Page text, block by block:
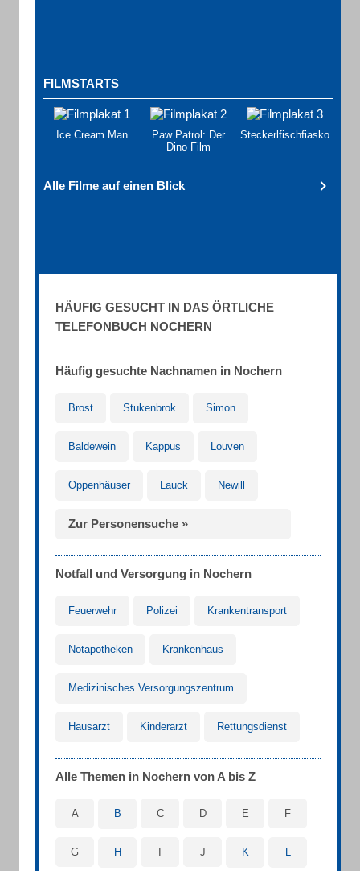
FILMSTARTS
Ice Cream Man
Paw Patrol: Der
Dino Film
Steckerlfischfiasko
Alle Filme auf einen Blick
HÄUFIG GESUCHT IN DAS ÖRTLICHE
TELEFONBUCH NOCHERN
Häufig gesuchte Nachnamen in Nochern
Brost Stukenbrok Simon
Baldewein Kappus Louven
Oppenhäuser Lauck Newill
Zur Personensuche »
Notfall und Versorgung in Nochern
Feuerwehr Polizei Krankentransport
Notapotheken Krankenhaus
Medizinisches Versorgungszentrum
Hausarzt Kinderarzt Rettungsdienst
Alle Themen in Nochern von A bis Z
A B C D E F
G H J K L